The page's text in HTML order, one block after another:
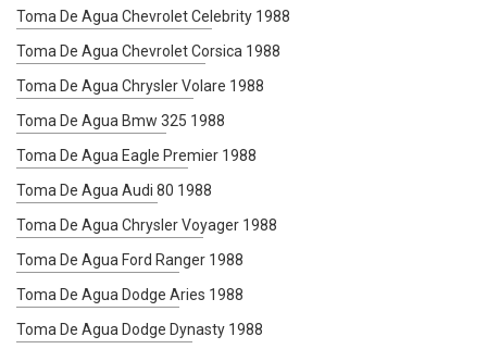
Toma De Agua Chevrolet Celebrity 1988
Toma De Agua Chevrolet Corsica 1988
Toma De Agua Chrysler Volare 1988
Toma De Agua Bmw 325 1988
Toma De Agua Eagle Premier 1988
Toma De Agua Audi 80 1988
Toma De Agua Chrysler Voyager 1988
Toma De Agua Ford Ranger 1988
Toma De Agua Dodge Aries 1988
Toma De Agua Dodge Dynasty 1988